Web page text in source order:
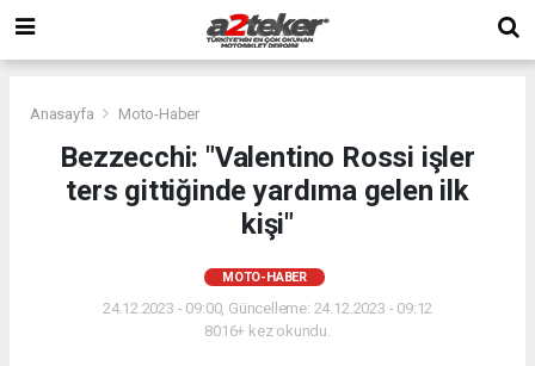
Anasayfa Moto-Haber
Bezzecchi: "Valentino Rossi işler
ters gittiğinde yardıma gelen ilk
kişi"
MOTO-HABER
24.12.2023 - 09:00, Güncelleme: 24.12.2023 - 09:12
8016+ kez okundu.